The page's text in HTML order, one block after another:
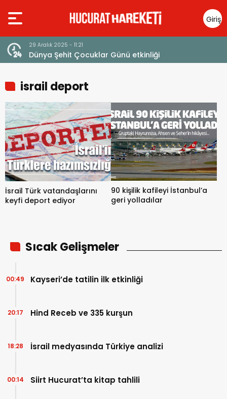
Giriş
Yap
29 Aralık 2025 - 11:21
Dünya Şehit Çocuklar Günü etkinliği
israil deport
İsrail Türk vatandaşlarını
keyfi deport ediyor
90 kişilik kafileyi İstanbul’a
geri yolladılar
Sıcak Gelişmeler
Kayseri’de tatilin ilk etkinliği
00:49
Hind Receb ve 335 kurşun
20:17
İsrail medyasında Türkiye analizi
18:28
Siirt Hucurat’ta kitap tahlili
00:14